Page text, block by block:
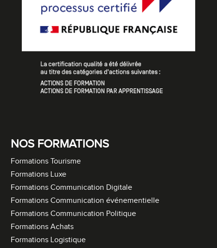
NOS FORMATIONS
Formations Tourisme
Formations Luxe
Formations Communication Digitale
Formations Communication événementielle
Formations Communication Politique
Formations Achats
Formations Logistique